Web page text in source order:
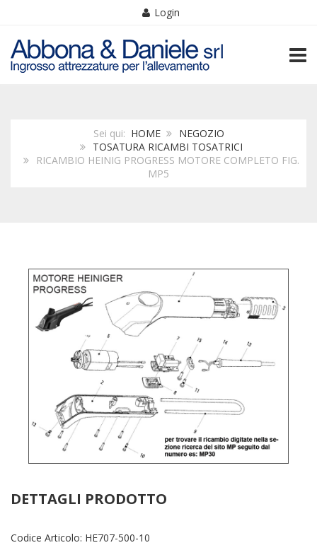
Login
Sei qui: HOME
NEGOZIO
TOSATURA RICAMBI TOSATRICI
RICAMBIO HEINIG PROGRESS MOTORE COMPLETO FIG.
MP5
DETTAGLI PRODOTTO
Codice Articolo: HE707-500-10